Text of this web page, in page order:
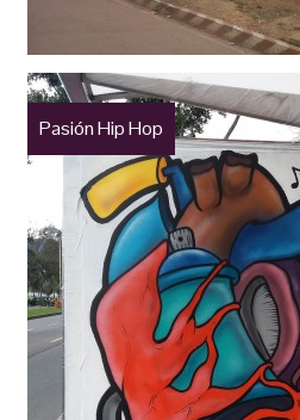
Pasión Hip Hop